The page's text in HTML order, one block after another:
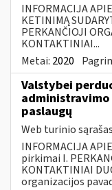
INFORMACIJA
KETINIMĄ
PERKANČIOJI
KONTAKTINIAI...
Metai: 2020
Valstybei
administravimo
paslaugų
Web turinio sąrašas
INFORMACIJA
pirkimai I.
KONTAKTINIAI
organizacijos